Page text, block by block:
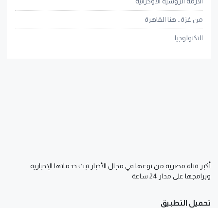
من غزة.. هنا القاهرة
التكنولوجيا
أكبر قناة مصرية من نوعها في مجال الأخبار تبث خدماتها الإخبارية
وبرامجها على مدار 24 ساعة
تحميل التطبيق